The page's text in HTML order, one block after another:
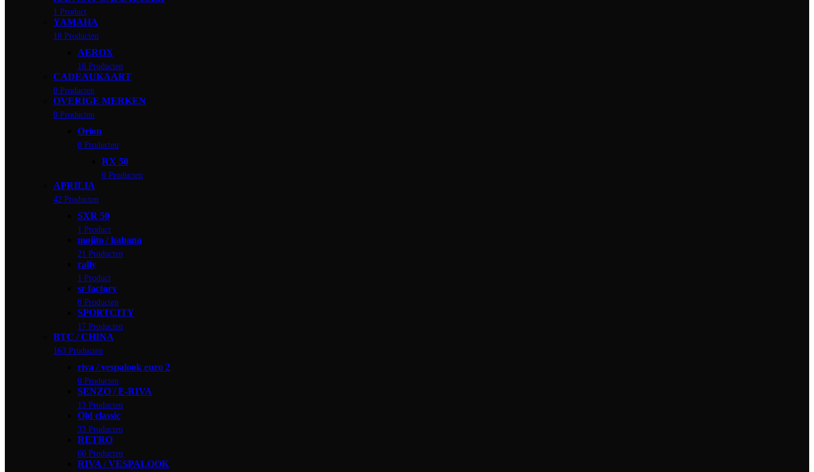
1 Product
YAMAHA
18 Producten
AEROX
18 Producten
CADEAUKAART
0 Producten
OVERIGE MERKEN
0 Producten
Orion
0 Producten
RX 50
0 Producten
APRILIA
42 Producten
SXR 50
1 Product
mojito / habana
21 Producten
rally
1 Product
sr factory
0 Producten
SPORTCITY
17 Producten
BTC / CHINA
163 Producten
riva / vespalook euro 2
0 Producten
SENZO / E-RIVA
13 Producten
Old classic
33 Producten
RETRO
60 Producten
RIVA / VESPALOOK